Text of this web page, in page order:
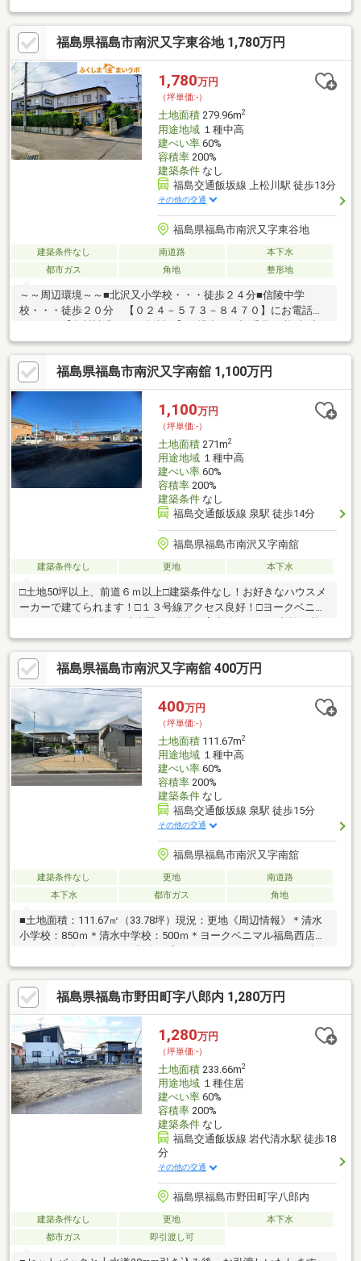
ームから必要事項をご入力ください。 ご内覧・ご来店希望の際
は、ご希望日時を備考欄にご記入ください。《マコトーマスは泉
駅東側、徒歩2分です♪》 駐車場／個室商談スペースありスタッフ
一同笑顔でご来店をお待ちしております！(株)マコトーマス電
話：０２４－５２９－６７８２定休日：水曜・祝日営業時間：
９：３０～１８：００（平日） ～１７：００（土日）
福島県福島市南沢又字東谷地 1,780万円
1,780万円
（坪単価:-）
土地面積279.96m2
用途地域１種中高
建ぺい率60%
容積率200%
建築条件なし
福島交通飯坂線 上松川駅 徒歩13分
その他の交通
福島県福島市南沢又字東谷地
建築条件なし 南道路
本下水
都市ガス
角地 整形地
～～周辺環境～～■北沢又小学校・・・徒歩２４分■信陵中学
校・・・徒歩２０分 【０２４－５７３－８４７０】にお電話く
ださい。【資料請求する（無料）】の場合、下記番号を必ずご記
入お願いします。① 物件の詳細を知りたい（写真・周辺環境・
条件）② 実際に物件を見たい③ その他
福島県福島市南沢又字南舘 1,100万円
1,100万円
（坪単価:-）
土地面積271m2
用途地域１種中高
建ぺい率60%
容積率200%
建築条件なし
福島交通飯坂線 泉駅 徒歩14分
福島県福島市南沢又字南舘
建築条件なし 更地 本下水
□土地50坪以上、前道６ｍ以上□建築条件なし！お好きなハウスメ
ーカーで建てられます！□１３号線アクセス良好！□ヨークベニマ
ずご予約ください）ＴＥＬ ０２４－５７３－５３４１チラシや
ネットの写真を見ただけでは、具体的なイメージを掴むというこ
とはなかなか難しいですよね。現地販売会では、現地に直接行く
ことで、周辺の環境や治安も確認することができます！■住宅ロ
ーンのご相談もお気軽にどうぞ！
福島県福島市南沢又字南舘 400万円
400万円
（坪単価:-）
土地面積111.67m2
用途地域１種中高
建ぺい率60%
容積率200%
建築条件なし
福島交通飯坂線 泉駅 徒歩15分
その他の交通
福島県福島市南沢又字南舘
建築条件なし 更地
南道路
本下水
都市ガス 角地
■土地面積：111.67㎡（33.78坪）現況：更地《周辺情報》＊清水
小学校：850ｍ＊清水中学校：500ｍ＊ヨークベニマル福島西店：
島南沢又店：400ｍ＊ユニクロ福島南沢又店：700ｍ＊マツモトキ
ヨシ福島西店：1000ｍ《おすすめポイント》・建築条件なし・解
体更地渡し・近隣商業施設多数※注意事項※・上水道引込なしの
為、上水道引込が必要です。（引込費用買主負担）・都市ガス：
南前面本管・西前面本管あり。敷地内引込なし・埋蔵文化財包蔵
地内 引渡し時期要相談詳細はお問合せください。
福島県福島市野田町字八郎内 1,280万円
1,280万円
（坪単価:-）
土地面積233.66m2
用途地域１種住居
建ぺい率60%
容積率200%
建築条件なし
福島交通飯坂線 岩代清水駅 徒歩18
分
その他の交通
福島県福島市野田町字八郎内
建築条件なし 更地
本下水
都市ガス
即引渡し可